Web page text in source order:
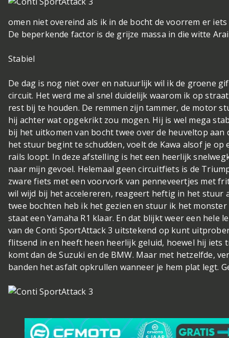
omen niet overeind als ik in de bocht de voorrem er
De beperkende factor is de grijze massa in die witte
Stabiel
De dag is nog niet over en natuurlijk wil ik de groene
circuit. Het werd me al snel duidelijk waarom ik op
rest bij te houden. De remmen zijn tammer, de motor
hij achter wat opgekrikt zou mogen. Hij is wel mega
bij het uitkomen van bocht twee over de heuveltop
het stuur begint te schudden, voelt de Kawa alsof je op
rails loopt. In deze afstelling is het een heerlijk
naar mijn gevoel. Helemaal geen circuitfiets is de
zware fiets met een voorvork van penneveertjes met
wil wijd bij het accelereren, reageert heftig in het stuur
twee bochten heb ik het gezien en stuur ik het
staat een Yamaha R1 klaar. En dat blijkt weer een hele
van de Conti SportAttack 3 uitstekend op kunt
flitsend in en heeft heen heerlijk geluid, hoewel hij iets
komt dan de Suzuki en de BMW. Maar met hetzelfde,
banden het asfalt opkrullen wanneer je hem plat legt.